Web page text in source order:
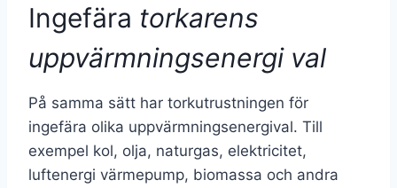
Ingefära torkarens
uppvärmningsenergi val
På samma sätt har torkutrustningen för
ingefära olika uppvärmningsenergival. Till
exempel kol, olja, naturgas, elektricitet,
luftenergi värmepump, biomassa och andra